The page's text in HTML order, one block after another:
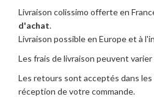
Livraison colissimo offerte en
d'achat.
Livraison possible en Europe et à
Les frais de livraison peuvent varier
Les retours sont acceptés dans les
réception de votre commande.